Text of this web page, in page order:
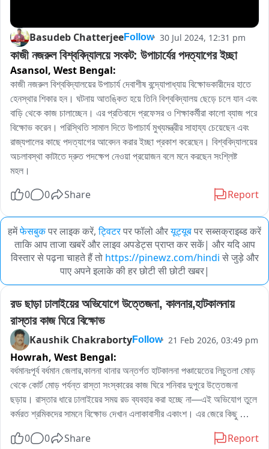
Basudeb ChatterjeeFollow 30 Jul 2024, 12:31 pm
কাজী নজরুল বিশ্ববিদ্যালয়ে সংকট: উপাচার্যের পদত্যাগের ইচ্ছা
Asansol, West Bengal:
কাজী নজরুল বিশ্ববিদ্যালয়ের উপাচার্য দেবাশীষ বন্দ্যোপাধ্যায় বিক্ষোভকারীদের হাতে
হেনস্থার শিকার হন। ঘটনায় আতঙ্কিত হয়ে তিনি বিশ্ববিদ্যালয় ছেড়ে চলে যান এবং
বাড়ি থেকে কাজ চালাচ্ছেন। এর প্রতিবাদে প্রফেসর ও শিক্ষাকর্মীরা কালো ব্যাজ পরে
বিক্ষোভ করেন। পরিস্থিতি সামাল দিতে উপাচার্য মুখ্যমন্ত্রীর সাহায্য চেয়েছেন এবং
রাজ্যপালের কাছে পদত্যাগের আবেদন করার ইচ্ছা প্রকাশ করেছেন। বিশ্ববিদ্যালয়ের
অচলাবস্থা কাটাতে দ্রুত পদক্ষেপ নেওয়া প্রয়োজন বলে মনে করছেন সংশ্লিষ্ট
মহল।
0
0 Share Report
हमेंफेसबुकपर लाइक करें, ट्विटरपर फॉलो औरयूट्यूबपर सब्सक्राइब्ड करें
ताकि आप ताजा खबरें और लाइव अपडेट्स प्राप्त कर सकें| और यदि आप
विस्तार से पढ़ना चाहते हैं तो https://pinewz.com/hindi से जुड़े और
पाए अपने इलाके की हर छोटी सी छोटी खबर|
রড ছাড়া ঢালাইয়ের অভিযোগে উত্তেজনা, কালনার,হাটকালনায়
রাস্তার কাজ ঘিরে বিক্ষোভ
Kaushik ChakrabortyFollow 21 Feb 2026, 03:49 pm
Howrah, West Bengal:
বর্ধমানঃপূর্ব বর্ধমান জেলার,কালনা থানার অন্তর্গত হাটকালনা পঞ্চায়েতের লিচুতলা মোড়
থেকে কোর্ট মোড় পর্যন্ত রাস্তা সংস্কারের কাজ ঘিরে শনিবার দুপুরে উত্তেজনা
ছড়ায়। রাস্তার ধারে ঢালাইয়ের সময় রড ব্যবহার করা হচ্ছে না—এই অভিযোগ তুলে
কর্মরত শ্রমিকদের সামনে বিক্ষোভ দেখান এলাকাবাসীর একাংশ। এর জেরে কিছু
স্থানীয়দের দাবি, দীর্ঘদিন ধরে রাস্তাটি বেহাল অবস্থায় ছিল। সম্প্রতি পেভার ব্লক
0 0 Share Report